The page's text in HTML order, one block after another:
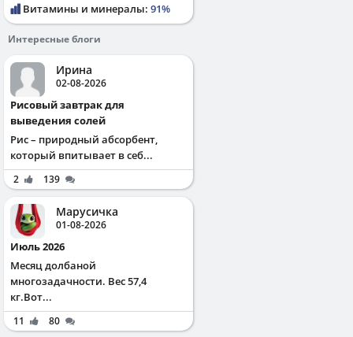
Витамины и минералы: 91%
Интересные блоги
Ирина
02-08-2026
Рисовый завтрак для
выведения солей
Рис – природный абсорбент,
который впитывает в себ...
2 139
Марусичка
01-08-2026
Июль 2026
Месяц долбаной
многозадачности. Вес 57,4
кг.Вот...
11 80